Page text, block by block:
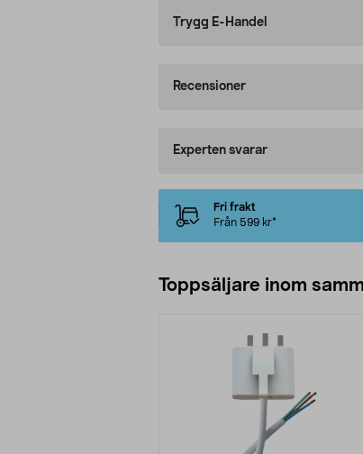
Trygg E-Handel
Recensioner
Experten svarar
Fri frakt
Från 599 kr*
Toppsäljare inom